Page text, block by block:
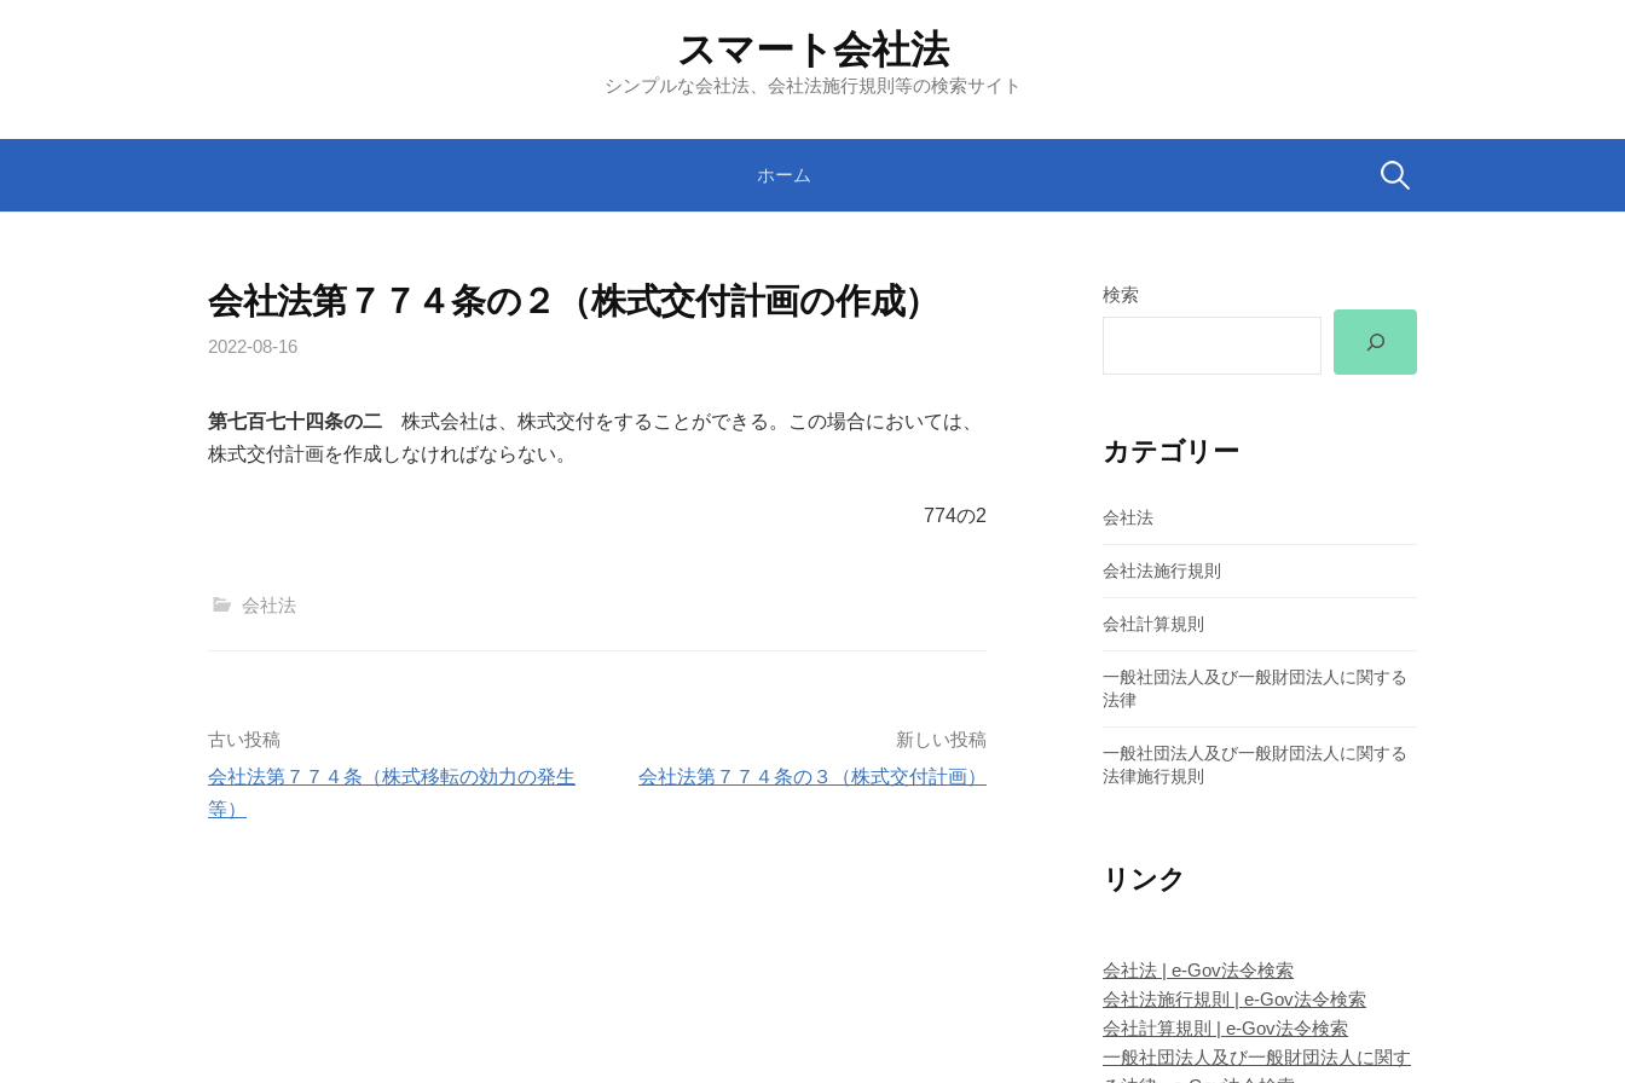
ツ
ス
スマート会社法
シンプルな会社法、会社法施行規則等の検索サイト
ホーム 検
会社法第７７４条の２（株式交付計画の作成）
2022-08-16
第七百七十四条の二 株式会社は、株式交付をすることができる。この場合においては、
株式交付計画を作成しなければならない。
774の2
会社法
投
稿
古い投稿
会社法第７７４条（株式移転の効力の発生
等）
新しい投稿
会社法第７７４条の３（株式交付計画）
検索
カテゴリー
会社法
会社法施行規則
会社計算規則
一般社団法人及び一般財団法人に関する
法律
一般社団法人及び一般財団法人に関する
法律施行規則
リンク
会社法 | e-Gov法令検索
会社法施行規則 | e-Gov法令検索
会社計算規則 | e-Gov法令検索
一般社団法人及び一般財団法人に関す